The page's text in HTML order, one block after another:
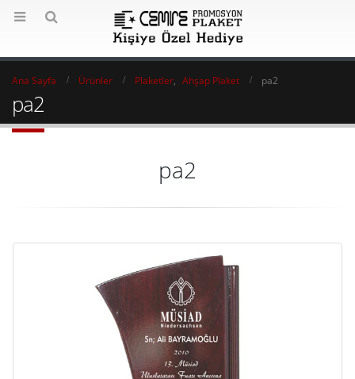
Ana Sayfa Ürünler Plaketler Ahşap Plaket pa2
pa2
pa2